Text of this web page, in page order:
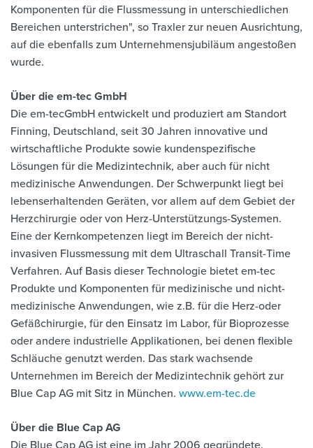
Komponenten für die Flussmessung in unterschiedlichen
Bereichen unterstrichen", so Traxler zur neuen Ausrichtung,
auf die ebenfalls zum Unternehmensjubiläum angestoßen
wurde.
Über die em-tec GmbH
Die em-tecGmbH entwickelt und produziert am Standort
Finning, Deutschland, seit 30 Jahren innovative und
wirtschaftliche Produkte sowie kundenspezifische
Lösungen für die Medizintechnik, aber auch für nicht
medizinische Anwendungen. Der Schwerpunkt liegt bei
lebenserhaltenden Geräten, vor allem auf dem Gebiet der
Herzchirurgie oder von Herz-Unterstützungs-Systemen.
Eine der Kernkompetenzen liegt im Bereich der nicht-
invasiven Flussmessung mit dem Ultraschall Transit-Time
Verfahren. Auf Basis dieser Technologie bietet em-tec
Produkte und Komponenten für medizinische und nicht-
medizinische Anwendungen, wie z.B. für die Herz-oder
Gefäßchirurgie, für den Einsatz im Labor, für Bioprozesse
oder andere industrielle Applikationen, bei denen flexible
Schläuche genutzt werden. Das stark wachsende
Unternehmen im Bereich der Medizintechnik gehört zur
Blue Cap AG mit Sitz in München. www.em-tec.de
Über die Blue Cap AG
Die Blue Cap AG ist eine im Jahr 2006 gegründete,